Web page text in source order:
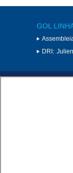
GOL
DRI: